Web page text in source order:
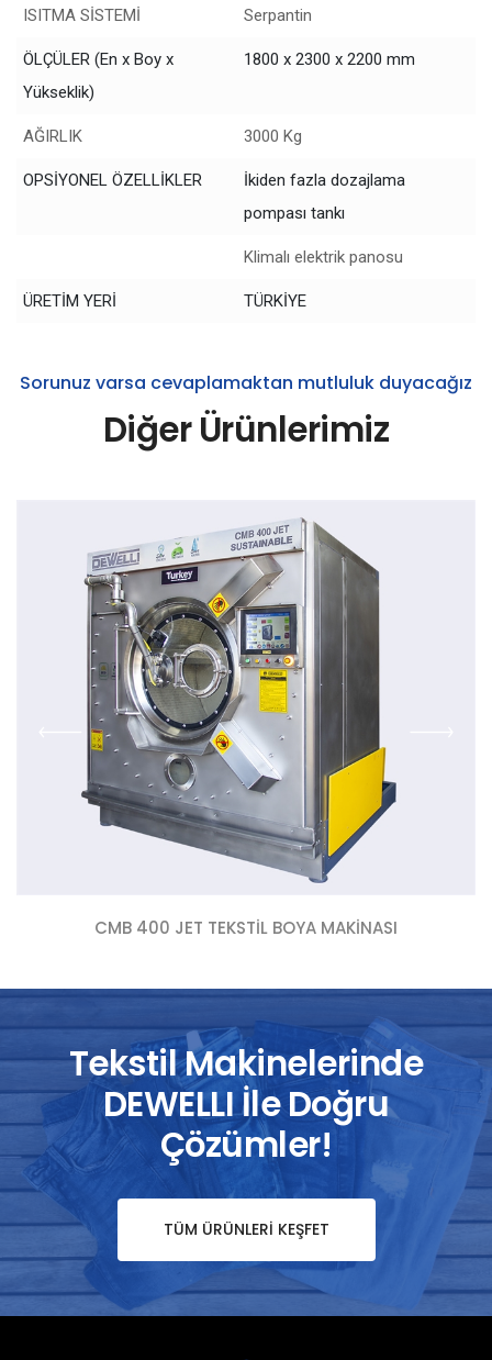
ISITMA SİSTEMİ Serpantin
ÖLÇÜLER (En x Boy x
Yükseklik)
1800 x 2300 x 2200 mm
AĞIRLIK 3000 Kg
OPSİYONEL ÖZELLİKLER
İkiden fazla dozajlama
pompası tankı
Klimalı elektrik panosu
ÜRETİM YERİ TÜRKİYE
Sorunuz varsa cevaplamaktan mutluluk duyacağız
Diğer Ürünlerimiz
CMB 400 JET TEKSTIL BOYA MAKINASI
Tekstil Makinelerinde
DEWELLI İle Doğru
Çözümler!
TÜM ÜRÜNLERI KEŞFET